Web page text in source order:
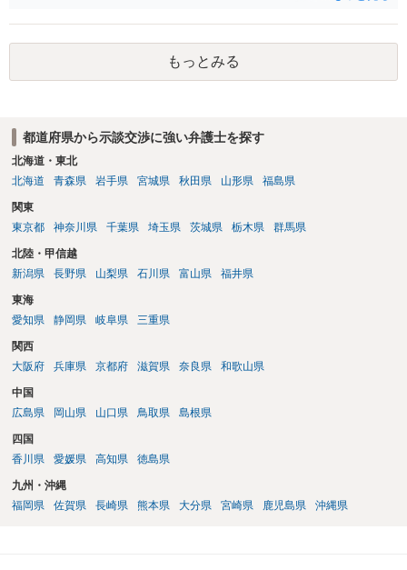
でしょう。
もっとみる
都道府県から示談交渉に強い弁護士を探す
北海道・東北
北海道
青森県 岩手県 宮城県 秋田県 山形県 福島県
関東
東京都
神奈川県 千葉県 埼玉県 茨城県 栃木県 群馬県
北陸・甲信越
新潟県
長野県 山梨県 石川県 富山県 福井県
東海
愛知県
静岡県 岐阜県 三重県
関西
大阪府
兵庫県 京都府 滋賀県 奈良県 和歌山県
中国
広島県
岡山県 山口県 鳥取県 島根県
四国
香川県
愛媛県 高知県 徳島県
九州・沖縄
福岡県
佐賀県 長崎県 熊本県 大分県 宮崎県 鹿児島県 沖縄県